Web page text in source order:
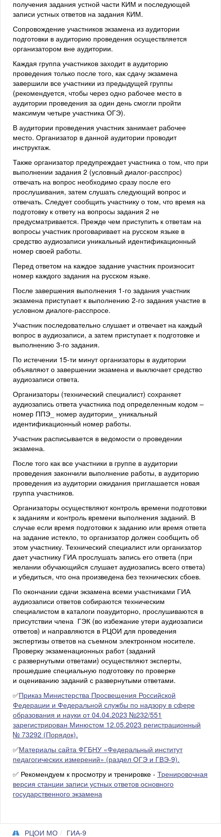
получения задания устной части КИМ и последующей
записи устных ответов на задания КИМ.
Сопровождение участников экзамена из аудитории
подготовки в аудиторию проведения осуществляется
организатором вне аудитории.
Каждая группа участников заходит в аудиторию
проведения только после того, как сдачу экзамена
завершили все участники из предыдущей группы
(рекомендуется, чтобы через одно рабочее место в
аудитории проведения за один день смогли пройти
максимум четыре участника ОГЭ).
В аудитории проведения участник занимает рабочее
место. Организатор в данной аудитории проводит
инструктаж.
Также организатор предупреждает участника о том, что при
выполнении задания 2 (условный диалог-расспрос)
отвечать на вопрос необходимо сразу после его
прослушивания, затем слушать следующий вопрос и
отвечать. Следует сообщить участнику о том, что время на
подготовку к ответу на вопросы задания 2 не
предусматривается. Прежде чем приступить к ответам на
вопросы участник проговаривает на русском языке в
средство аудиозаписи уникальный идентификационный
номер своей работы.
Перед ответом на каждое задание участник произносит
номер каждого задания на русском языке.
После завершения выполнения 1-го задания участник
экзамена приступает к выполнению 2-го задания участие в
условном диалоге-расспросе.
Участник последовательно слушает и отвечает на каждый
вопрос в аудиозаписи, а затем приступает к подготовке и
выполнению 3-го задания.
По истечении 15-ти минут организаторы в аудитории
объявляют о завершении экзамена и выключает средство
аудиозаписи ответа.
Организаторы (технический специалист) сохраняет
аудиозапись ответа участника под определенным кодом –
номер ППЭ_ номер аудитории_ уникальный
идентификационный номер работы.
Участник расписывается в ведомости о проведении
экзамена.
После того как все участники в группе в аудитории
проведения закончили выполнение работы, в аудиторию
проведения из аудитории ожидания приглашается новая
группа участников.
Организаторы осуществляют контроль времени подготовки
к заданиям и контроль времени выполнения заданий. В
случае если время подготовки к заданию или время ответа
на задание истекло, то организатор должен сообщить об
этом участнику. Технический специалист или организатор
дает участнику ГИА прослушать запись его ответа (при
желании обучающийся слушает аудиозапись всего ответа)
и убедиться, что она произведена без технических сбоев.
По окончании сдачи экзамена всеми участниками ГИА
аудиозаписи ответов собираются техническим
специалистом в каталоги поаудиторно, прослушиваются в
присутствии члена ГЭК (во избежание утери аудиозаписи
ответов) и направляются в РЦОИ для проведения
экспертизы ответов на съемном электронном носителе.
Проверку экзаменационных работ (заданий
с развернутыми ответами) осуществляют эксперты,
прошедшие специальную подготовку по проверке
и оцениванию заданий с развернутыми ответами.
✅Приказ Министерства Просвещения Российской
Федерации и Федеральной службы по надзору в сфере
образования и науки от 04.04.2023 №232/551
зарегистрирован Минюстом 12.05.2023 регистрационный
№ 73292 (Порядок).
✅Материалы сайта ФГБНУ «Федеральный институт
педагогических измерений» (раздел ОГЭ и ГВЭ-9).
✅ Рекомендуем к просмотру и тренировке - Тренировочная
версия станции записи устных ответов основного
государственного экзамена
РЦОИ МО ГИА-9